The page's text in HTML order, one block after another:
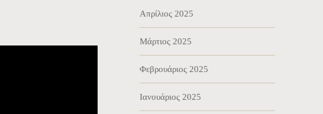
Απρίλιος 2025
Μάρτιος 2025
Φεβρουάριος 2025
Ιανουάριος 2025